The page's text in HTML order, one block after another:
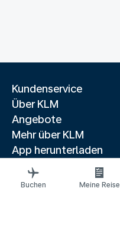
Kundenservice
Über KLM
Angebote
Mehr über KLM
App herunterladen
Verwandte Websites
Reiseführer
Buchen Meine Reise